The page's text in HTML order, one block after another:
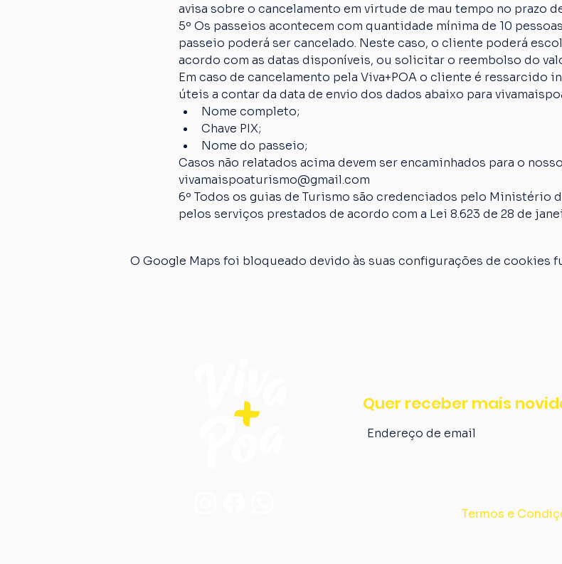
avisa sobre o cancelamento em virtude de mau tempo no prazo
5º Os passeios acontecem com quantidade mínima de 10
passeio poderá ser cancelado. Neste caso, o cliente poderá
acordo com as datas disponíveis, ou solicitar o reembolso do
Em caso de cancelamento pela Viva+POA o cliente é ressarcido
úteis a contar da data de envio dos dados abaixo para
Nome completo;
Chave PIX;
Nome do passeio;
Casos não relatados acima devem ser encaminhados para o
vivamaispoaturismo@gmail.com
6º Todos os guias de Turismo são credenciados pelo Ministério
pelos serviços prestados de acordo com a Lei 8.623 de 28 de
O Google Maps foi bloqueado devido às suas configurações de cookies
Quer receber mais
Termos e